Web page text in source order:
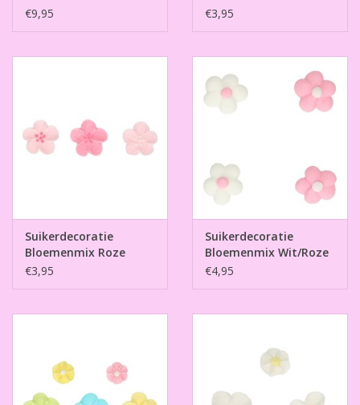
€9,95
Set/24
€3,95
Suikerdecoratie
Bloemenmix Roze
Set/24
€3,95
Suikerdecoratie
Bloemenmix Wit/Roze
Set 64
€4,95